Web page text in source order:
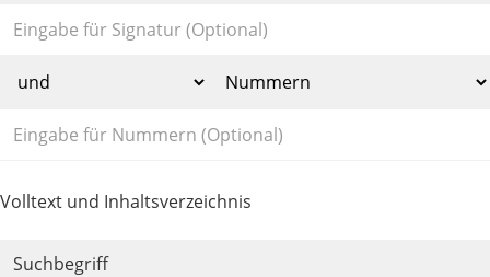
Volltext und Inhaltsverzeichnis
Suchbegriff